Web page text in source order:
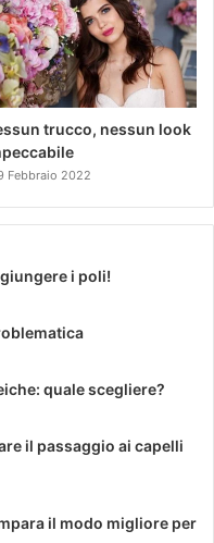
trucco, nessun look
Febbraio 2022
i poli!
quale scegliere?
il passaggio ai capelli
il modo migliore per